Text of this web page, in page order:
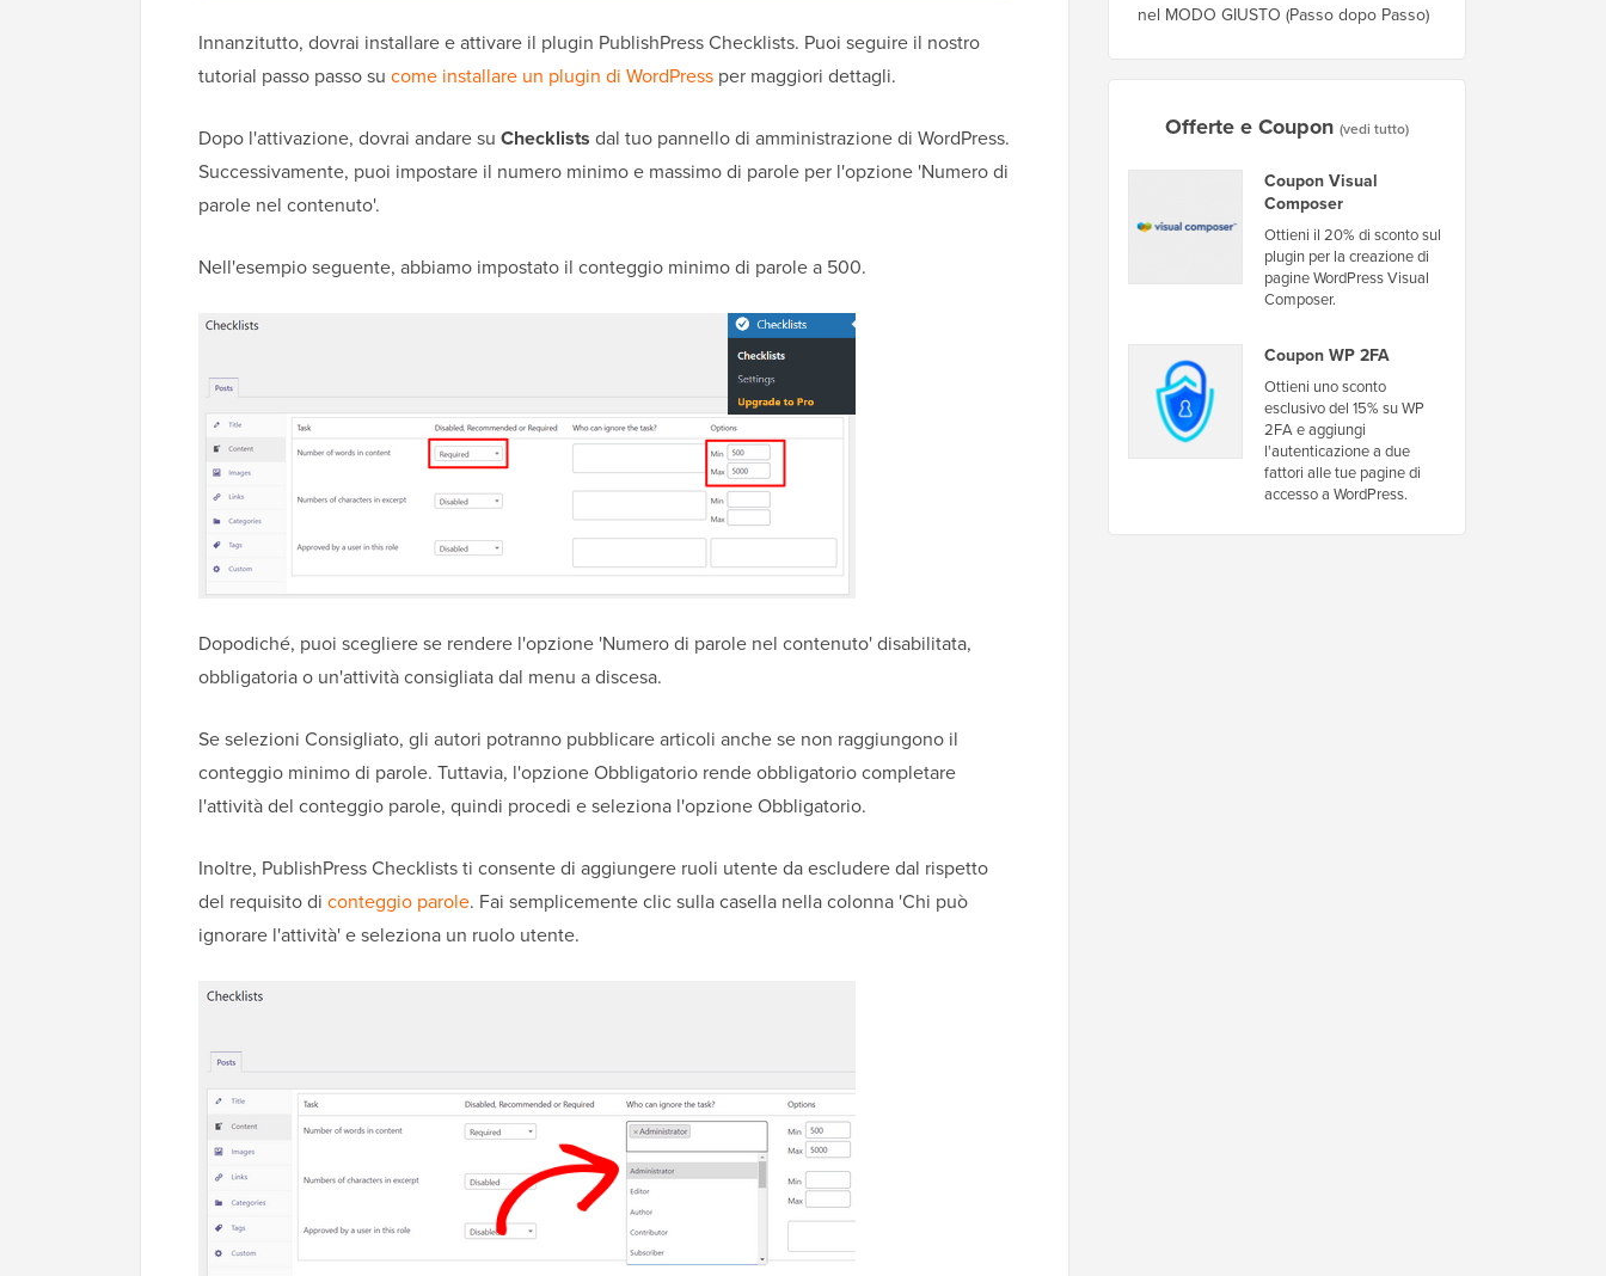
Innanzitutto, dovrai installare e attivare il plugin PublishPress Checklists. Puoi seguire il nostro
tutorial passo passo su come installare un plugin di WordPress per maggiori dettagli.
Dopo l'attivazione, dovrai andare su Checklists dal tuo pannello di amministrazione di WordPress.
Successivamente, puoi impostare il numero minimo e massimo di parole per l'opzione 'Numero di
parole nel contenuto'.
Nell'esempio seguente, abbiamo impostato il conteggio minimo di parole a 500.
Dopodiché, puoi scegliere se rendere l'opzione 'Numero di parole nel contenuto' disabilitata,
obbligatoria o un'attività consigliata dal menu a discesa.
Se selezioni Consigliato, gli autori potranno pubblicare articoli anche se non raggiungono il
conteggio minimo di parole. Tuttavia, l'opzione Obbligatorio rende obbligatorio completare
l'attività del conteggio parole, quindi procedi e seleziona l'opzione Obbligatorio.
Inoltre, PublishPress Checklists ti consente di aggiungere ruoli utente da escludere dal rispetto
del requisito di conteggio parole. Fai semplicemente clic sulla casella nella colonna 'Chi può
ignorare l'attività' e seleziona un ruolo utente.
nel MODO GIUSTO (Passo dopo Passo)
Offerte e Coupon (vedi tutto)
Coupon Visual
Composer
Ottieni il 20% di sconto sul
plugin per la creazione di
pagine WordPress Visual
Composer.
Coupon WP 2FA
Ottieni uno sconto
esclusivo del 15% su WP
2FA e aggiungi
l'autenticazione a due
fattori alle tue pagine di
accesso a WordPress.